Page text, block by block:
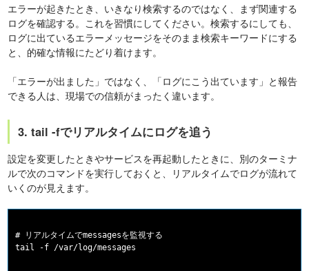
エラーが起きたとき、いきなり検索するのではなく、まず関連する
ログを確認する。これを習慣にしてください。検索するにしても、
ログに出ているエラーメッセージをそのまま検索キーワードにする
と、的確な情報にたどり着けます。
「エラーが出ました」ではなく、「ログにこう出ています」と報告
できる人は、現場での信頼がまったく違います。
3. tail -fでリアルタイムにログを追う
設定を変更したときやサービスを再起動したときに、別のターミナ
ルで次のコマンドを実行しておくと、リアルタイムでログが流れて
いくのが見えます。
# リアルタイムでmessagesを監視する